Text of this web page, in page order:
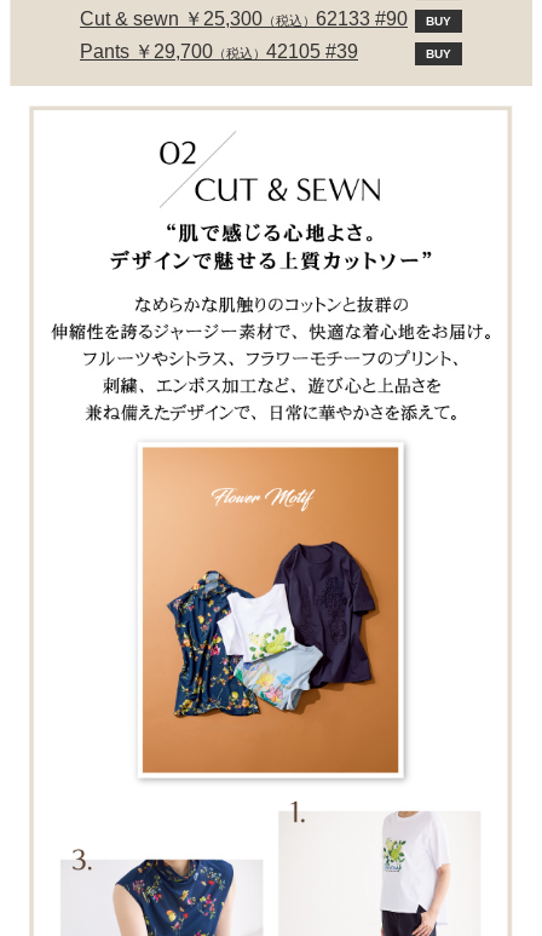
Cut & sewn ￥25,300 （税込） 62133 #90 BUY
Pants ￥29,700 （税込） 42105 #39 BUY